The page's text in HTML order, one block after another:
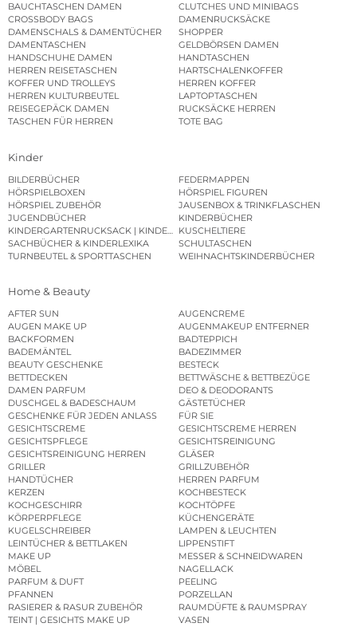
BAUCHTASCHEN DAMEN
CLUTCHES UND MINIBAGS
CROSSBODY BAGS
DAMENRUCKSÄCKE
DAMENSCHALS & DAMENTÜCHER
SHOPPER
DAMENTASCHEN
GELDBÖRSEN DAMEN
HANDSCHUHE DAMEN
HANDTASCHEN
HERREN REISETASCHEN
HARTSCHALENKOFFER
KOFFER UND TROLLEYS
HERREN KOFFER
HERREN KULTURBEUTEL
LAPTOPTASCHEN
REISEGEPÄCK DAMEN
RUCKSÄCKE HERREN
TASCHEN FÜR HERREN
TOTE BAG
Kinder
BILDERBÜCHER
FEDERMAPPEN
HÖRSPIELBOXEN
HÖRSPIEL FIGUREN
HÖRSPIEL ZUBEHÖR
JAUSENBOX & TRINKFLASCHEN
JUGENDBÜCHER
KINDERBÜCHER
KINDERGARTENRUCKSACK | KINDERGARTENBEUTEL
KUSCHELTIERE
SACHBÜCHER & KINDERLEXIKA
SCHULTASCHEN
TURNBEUTEL & SPORTTASCHEN
WEIHNACHTSKINDERBÜCHER
Home & Beauty
AFTER SUN
AUGENCREME
AUGEN MAKE UP
AUGENMAKEUP ENTFERNER
BACKFORMEN
BADTEPPICH
BADEMÄNTEL
BADEZIMMER
BEAUTY GESCHENKE
BESTECK
BETTDECKEN
BETTWÄSCHE & BETTBEZÜGE
DAMEN PARFUM
DEO & DEODORANTS
DUSCHGEL & BADESCHAUM
GÄSTETÜCHER
GESCHENKE FÜR JEDEN ANLASS
FÜR SIE
GESICHTSCREME
GESICHTSCREME HERREN
GESICHTSPFLEGE
GESICHTSREINIGUNG
GESICHTSREINIGUNG HERREN
GLÄSER
GRILLER
GRILLZUBEHÖR
HANDTÜCHER
HERREN PARFUM
KERZEN
KOCHBESTECK
KOCHGESCHIRR
KOCHTÖPFE
KÖRPERPFLEGE
KÜCHENGERÄTE
KUGELSCHREIBER
LAMPEN & LEUCHTEN
LEINTÜCHER & BETTLAKEN
LIPPENSTIFT
MAKE UP
MESSER & SCHNEIDWAREN
MÖBEL
NAGELLACK
PARFUM & DUFT
PEELING
PFANNEN
PORZELLAN
RASIERER & RASUR ZUBEHÖR
RAUMDÜFTE & RAUMSPRAY
TEINT | GESICHTS MAKE UP
VASEN